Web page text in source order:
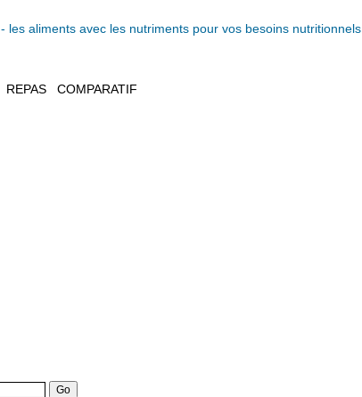
- les aliments avec les nutriments pour vos besoins nutritionnels
REPAS COMPARATIF